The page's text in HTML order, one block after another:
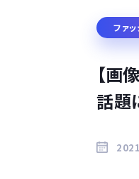
ファ
【画
話題